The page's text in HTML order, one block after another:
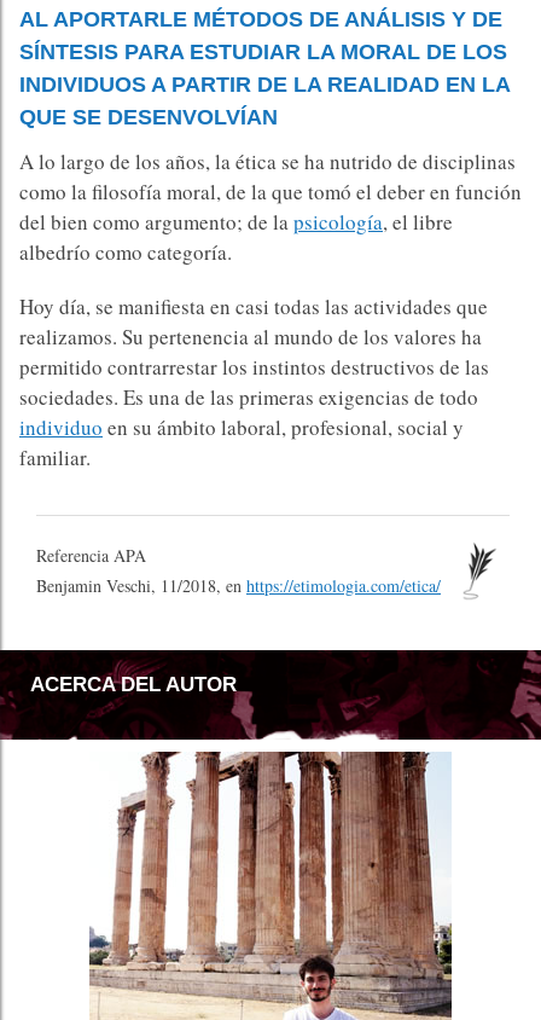
AL APORTARLE MÉTODOS DE ANÁLISIS Y DE
SÍNTESIS PARA ESTUDIAR LA MORAL DE LOS
INDIVIDUOS A PARTIR DE LA REALIDAD EN LA
QUE SE DESENVOLVÍAN
A lo largo de los años, la ética se ha nutrido de disciplinas
como la filosofía moral, de la que tomó el deber en función
del bien como argumento; de lapsicología, el libre
albedrío como categoría.
Hoy día, se manifiesta en casi todas las actividades que
realizamos. Su pertenencia al mundo de los valores ha
permitido contrarrestar los instintos destructivos de las
sociedades. Es una de las primeras exigencias de todo
individuo en su ámbito laboral, profesional, social y
familiar.
Referencia APA
Benjamin Veschi, 11/2018, en https://etimologia.com/etica/
ACERCA DEL AUTOR